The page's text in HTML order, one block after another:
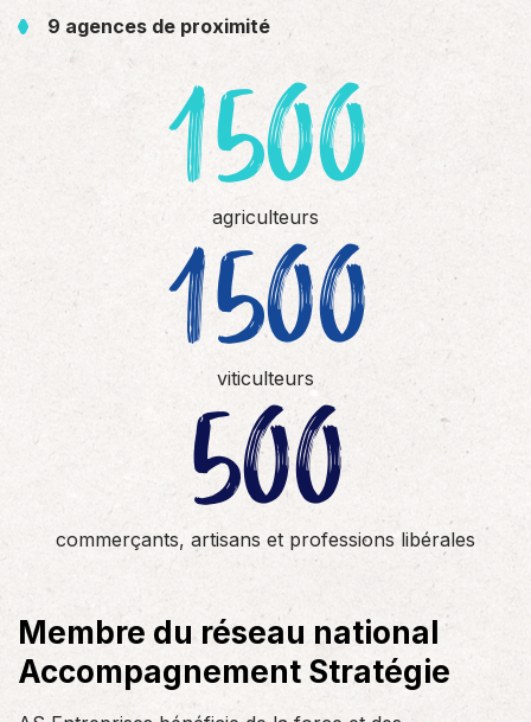
9 agences de proximité
1500
agriculteurs
1500
viticulteurs
500
commerçants, artisans et professions libérales
Membre du réseau national
Accompagnement Stratégie